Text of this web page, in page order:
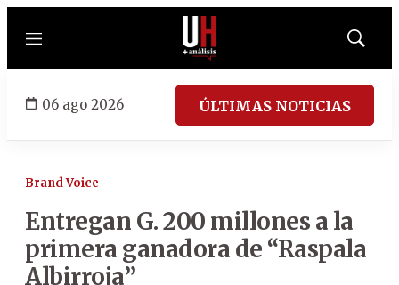
Menú
Mostrar
06 ago 2026 ÚLTIMAS NOTICIAS
Brand Voice
Entregan G. 200 millones a la
primera ganadora de “Raspala
Albirroja”